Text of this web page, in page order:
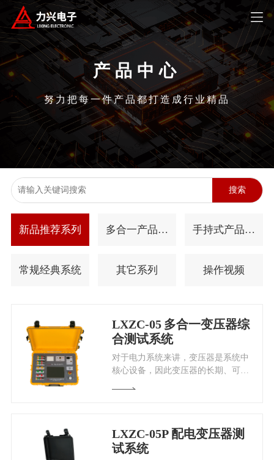
产品中心
努力把每一件产品都打造成行业精品
搜索
新品推荐系列
多合一产品系
手持式产品系
常规经典系统 其它系列 操作视频
LXZC-05 多合一变压器综
合测试系统
对于电力系统来讲，变压器是系统中
核心设备，因此变压器的长期、可靠
LXZC-05P 配电变压器测
试系统